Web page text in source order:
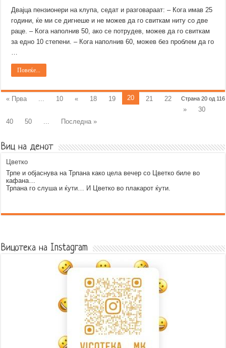
Двајца пензионери на клупа, седат и разговараат: – Кога имав 25
години, ќе ми се дигнеше и не можев да го свиткам ниту со две
раце. – Кога наполнив 50, ако се потрудев, можев да го свиткам
за едно 10 степени. – Кога наполнив 60, можев без проблем да го
…
Повеќе...
Страна 20 од 116
« Прва ... 10 « 18 19 20 21
22
»
30
40
50 ... Последна »
Виц на денот
Цветко
Трпе и објаснува на Трпана како цела вечер со Цветко биле во
кафана…
Трпана го слуша и ќути… И Цветко во плакарот ќути.
Вицотека на Instagram